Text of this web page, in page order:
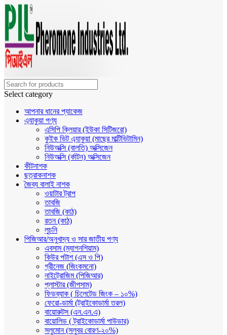
Select category
আপনার ধানের প্যাকেজ
এ্যাকুয়া পণ্য
এসিপি ক্লিয়ার (ইউকা সিটিজরো)
কুইক ভিট এ্যাকুয়া (মাছের মাল্টিভিটামিন)
নিউঅক্সি (বালতি) অক্সিজেন
নিউঅক্সি (র্কাটন) অক্সিজেন
কীটনাশক
ছত্রাকনাশক
জৈব্য বালাই নাশক
ওয়াটার ট্রাপ
তাবজি
তাবজি (কাঠ)
রতন (কাঠ)
লুচনি
পিজিআর/অনুখাদ্য ও সার জাতীয় পণ্য
এবসাম (ম্যাগনশিয়াম)
কিউর পটাশ (এস ও পি)
গ্রীনেজ (জিংকমনো)
নাইট্রোজিম (পিজিআর)
প্লাস্টার (জীপসাম)
ফিডব্যাক ( চিলেটেড জিংক – ১০%)
ফেরো-ডার্মা (ট্রাইকোডার্মা তরল)
বায়োরুটস (এন.এন.এ)
বায়োলিড ( ট্রাইকোডার্মা পাউডার)
সলুমোন (সলুবর বোরণ-২০%)